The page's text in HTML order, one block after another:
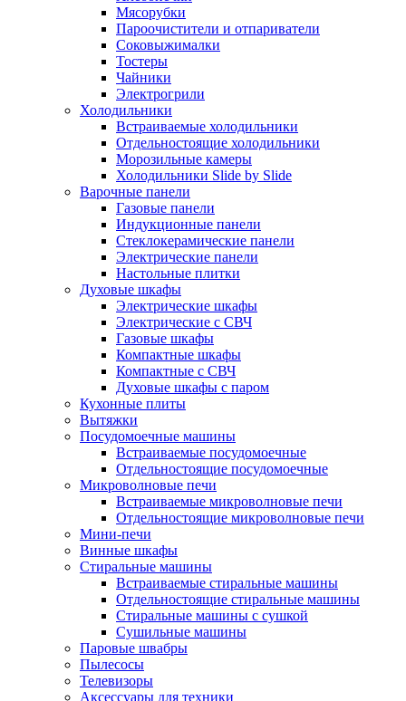
Мясорубки
Пароочистители и отпариватели
Соковыжималки
Тостеры
Чайники
Электрогрили
Холодильники
Встраиваемые холодильники
Отдельностоящие холодильники
Морозильные камеры
Холодильники Slide by Slide
Варочные панели
Газовые панели
Индукционные панели
Стеклокерамические панели
Электрические панели
Настольные плитки
Духовые шкафы
Электрические шкафы
Электрические с СВЧ
Газовые шкафы
Компактные шкафы
Компактные с СВЧ
Духовые шкафы с паром
Кухонные плиты
Вытяжки
Посудомоечные машины
Встраиваемые посудомоечные
Отдельностоящие посудомоечные
Микроволновые печи
Встраиваемые микроволновые печи
Отдельностоящие микроволновые печи
Мини-печи
Винные шкафы
Стиральные машины
Встраиваемые стиральные машины
Отдельностоящие стиральные машины
Стиральные машины с сушкой
Сушильные машины
Паровые швабры
Пылесосы
Телевизоры
Аксессуары для техники